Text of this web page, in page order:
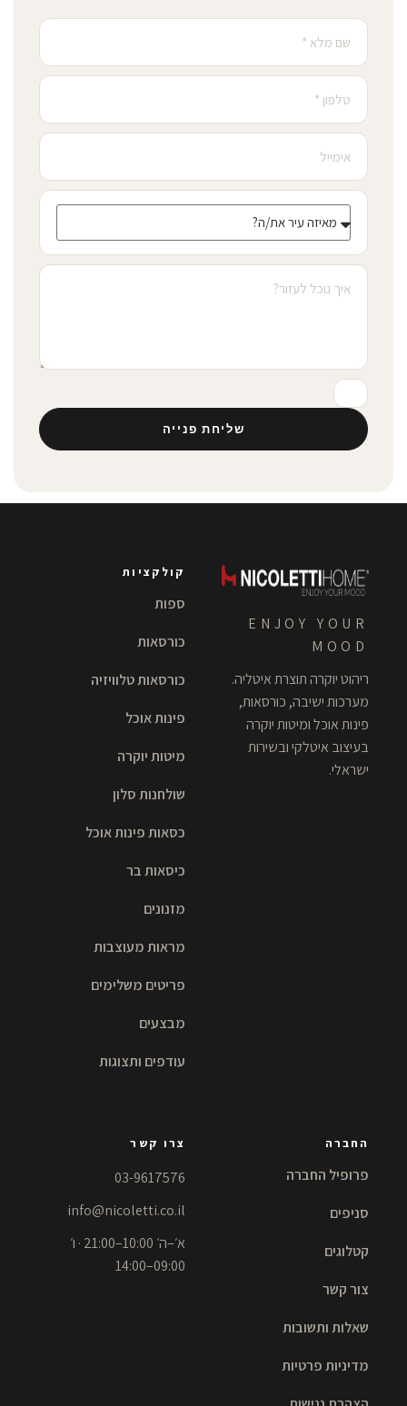
שליחת פנייה
ENJOY YOUR
MOOD
ריהוט יוקרה תוצרת איטליה.
מערכות ישיבה, כורסאות,
פינות אוכל ומיטות יוקרה
בעיצוב איטלקי ובשירות
ישראלי.
קולקציות
ספות
כורסאות
כורסאות טלוויזיה
פינות אוכל
מיטות יוקרה
שולחנות סלון
כסאות פינות אוכל
כיסאות בר
מזנונים
מראות מעוצבות
פריטים משלימים
מבצעים
עודפים ותצוגות
החברה
פרופיל החברה
סניפים
קטלוגים
צור קשר
שאלות ותשובות
מדיניות פרטיות
צרו קשר
03-9617576
info@nicoletti.co.il
א׳–ה׳ 10:00–21:00 · ו׳
09:00–14:00